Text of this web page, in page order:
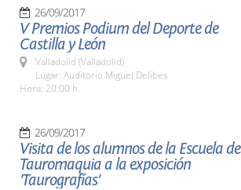
26/09/2017
V Premios Podium del Deporte de
Castilla y León
Valladolid (Valladolid)
Lugar: Auditorio Miguel Delibes
Hora: 20:00 h.
26/09/2017
Visita de los alumnos de la Escuela de
Tauromaquia a la exposición
'Taurografías'